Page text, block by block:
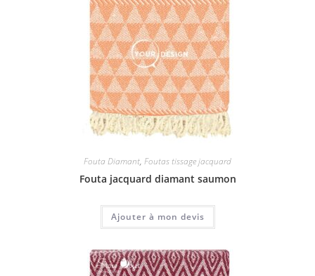
Fouta Diamant, Foutas tissage jacquard
Fouta jacquard diamant saumon
Ajouter à mon devis